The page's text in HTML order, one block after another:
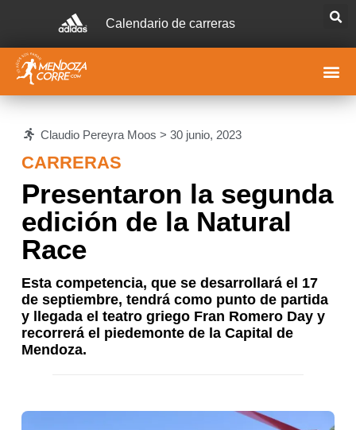
Calendario de carreras
Claudio Pereyra Moos > 30 junio, 2023
CARRERAS
Presentaron la segunda
edición de la Natural
Race
Esta competencia, que se desarrollará el 17
de septiembre, tendrá como punto de partida
y llegada el teatro griego Fran Romero Day y
recorrerá el piedemonte de la Capital de
Mendoza.